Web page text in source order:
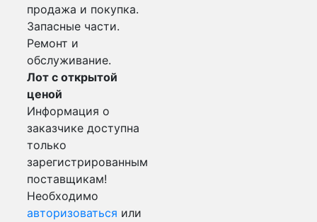
продажа и покупка.
Запасные части.
Ремонт и
обслуживание.
Лот с открытой
ценой
Информация о
заказчике доступна
только
зарегистрированным
поставщикам!
Необходимо
авторизоваться или